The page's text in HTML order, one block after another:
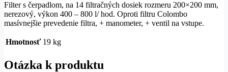
Filter s čerpadlom, na 14 filtračných dosiek rozmeru 200×200 mm,
nerezový, výkon 400 – 800 l/ hod. Oproti filtru Colombo
masívnejšie prevedenie filtra, + manometer, + ventil na vstupe.
Hmotnosť 19 kg
Otázka k produktu